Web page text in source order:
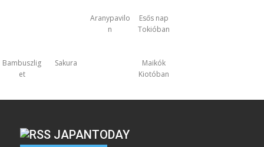
Aranypavilo
n
Esős nap
Tokióban
Bambuszlig
et
Sakura
Maikók
Kiotóban
JAPANTODAY